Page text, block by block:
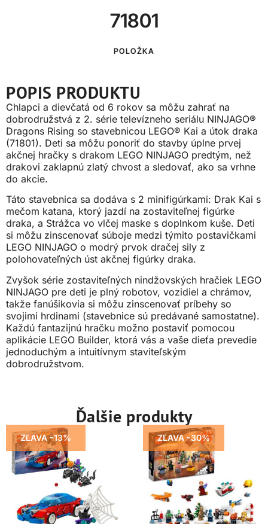
71801
POLOŽKA
POPIS PRODUKTU
Chlapci a dievčatá od 6 rokov sa môžu zahrať na
dobrodružstvá z 2. série televízneho seriálu NINJAGO®
Dragons Rising so stavebnicou LEGO® Kai a útok draka
(71801). Deti sa môžu ponoriť do stavby úplne prvej
akčnej hračky s drakom LEGO NINJAGO predtým, než
drakovi zaklapnú zlatý chvost a sledovať, ako sa vrhne
do akcie.
Táto stavebnica sa dodáva s 2 minifigúrkami: Drak Kai s
mečom katana, ktorý jazdí na zostaviteľnej figúrke
draka, a Strážca vo vlčej maske s doplnkom kuše. Deti
si môžu zinscenovať súboje medzi týmito postavičkami
LEGO NINJAGO o modrý prvok dračej sily z
polohovateľných úst akčnej figúrky draka.
Zvyšok série zostaviteľných nindžovských hračiek LEGO
NINJAGO pre deti je plný robotov, vozidiel a chrámov,
takže fanúšikovia si môžu zinscenovať príbehy so
svojimi hrdinami (stavebnice sú predávané samostatne).
Každú fantazijnú hračku možno postaviť pomocou
aplikácie LEGO Builder, ktorá vás a vaše dieťa prevedie
jednoduchým a intuitívnym staviteľským
dobrodružstvom.
Ďalšie produkty
ZĽAVA -13% ZĽAVA -30%